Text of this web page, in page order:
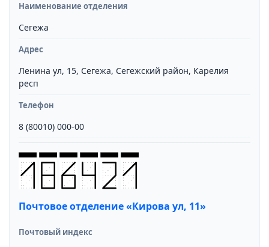
Наименование отделения
Сегежа
Адрес
Ленина ул, 15, Сегежа, Сегежский район, Карелия
респ
Телефон
8 (80010) 000-00
Почтовое отделение «Кирова ул, 11»
Почтовый индекс